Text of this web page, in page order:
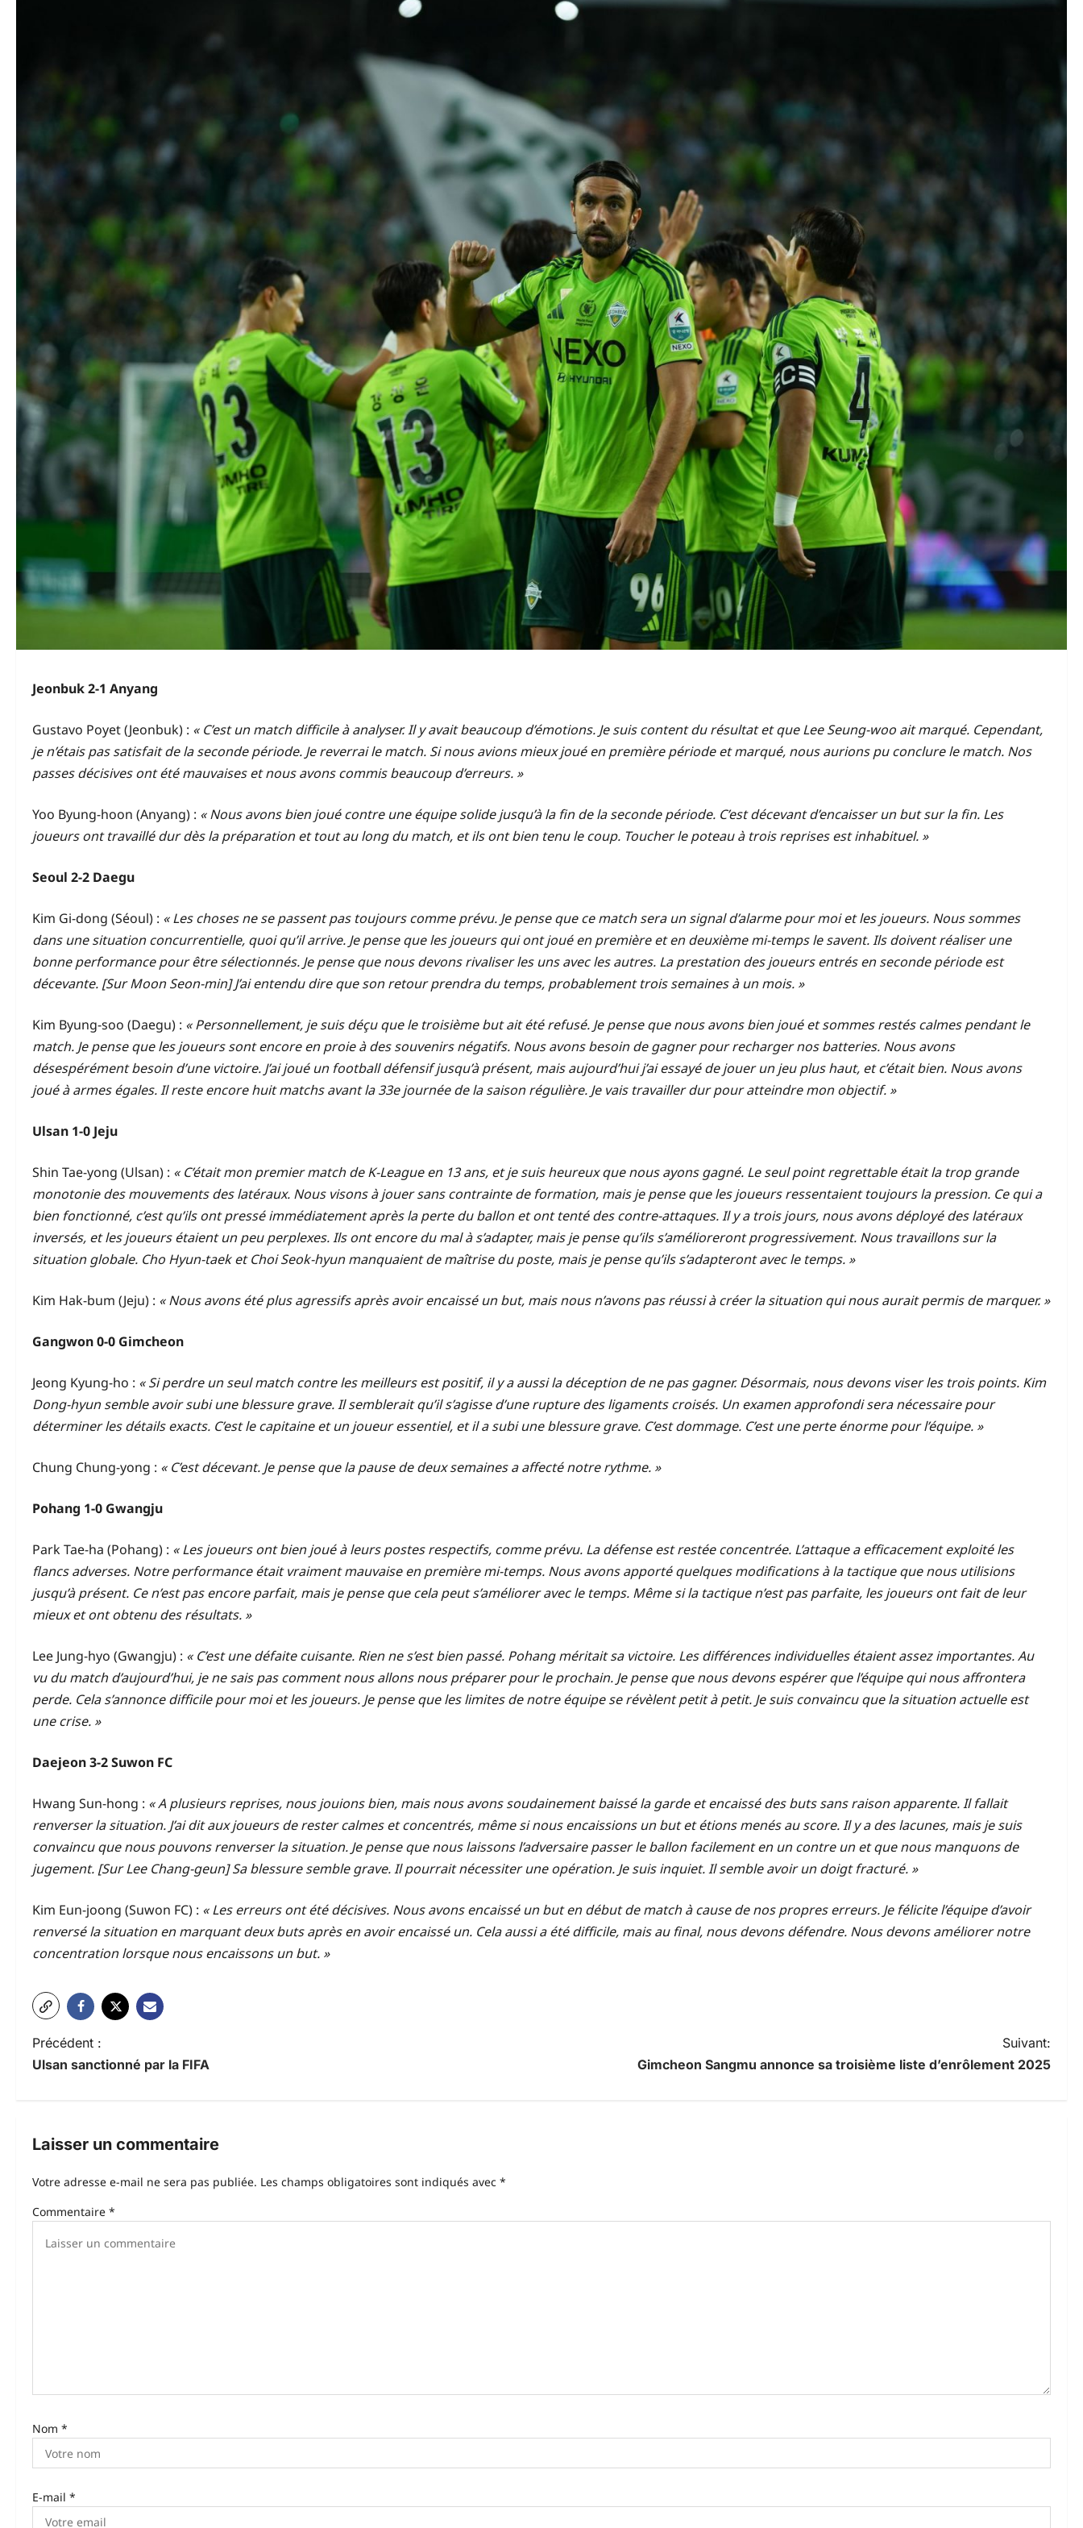
Jeonbuk 2-1 Anyang
Gustavo Poyet (Jeonbuk) : « C’est un match difficile à analyser. Il y avait beaucoup d’émotions. Je suis content du résultat et que Lee Seung-woo ait marqué. Cependant,
je n’étais pas satisfait de la seconde période. Je reverrai le match. Si nous avions mieux joué en première période et marqué, nous aurions pu conclure le match. Nos
passes décisives ont été mauvaises et nous avons commis beaucoup d’erreurs. »
Yoo Byung-hoon (Anyang) : « Nous avons bien joué contre une équipe solide jusqu’à la fin de la seconde période. C’est décevant d’encaisser un but sur la fin. Les
joueurs ont travaillé dur dès la préparation et tout au long du match, et ils ont bien tenu le coup. Toucher le poteau à trois reprises est inhabituel. »
Seoul 2-2 Daegu
Kim Gi-dong (Séoul) : « Les choses ne se passent pas toujours comme prévu. Je pense que ce match sera un signal d’alarme pour moi et les joueurs. Nous sommes
dans une situation concurrentielle, quoi qu’il arrive. Je pense que les joueurs qui ont joué en première et en deuxième mi-temps le savent. Ils doivent réaliser une
bonne performance pour être sélectionnés. Je pense que nous devons rivaliser les uns avec les autres. La prestation des joueurs entrés en seconde période est
décevante. [Sur Moon Seon-min] J’ai entendu dire que son retour prendra du temps, probablement trois semaines à un mois. »
Kim Byung-soo (Daegu) : « Personnellement, je suis déçu que le troisième but ait été refusé. Je pense que nous avons bien joué et sommes restés calmes pendant le
match. Je pense que les joueurs sont encore en proie à des souvenirs négatifs. Nous avons besoin de gagner pour recharger nos batteries. Nous avons
désespérément besoin d’une victoire. J’ai joué un football défensif jusqu’à présent, mais aujourd’hui j’ai essayé de jouer un jeu plus haut, et c’était bien. Nous avons
joué à armes égales. Il reste encore huit matchs avant la 33e journée de la saison régulière. Je vais travailler dur pour atteindre mon objectif. »
Ulsan 1-0 Jeju
Shin Tae-yong (Ulsan) : « C’était mon premier match de K-League en 13 ans, et je suis heureux que nous ayons gagné. Le seul point regrettable était la trop grande
monotonie des mouvements des latéraux. Nous visons à jouer sans contrainte de formation, mais je pense que les joueurs ressentaient toujours la pression. Ce qui a
bien fonctionné, c’est qu’ils ont pressé immédiatement après la perte du ballon et ont tenté des contre-attaques. Il y a trois jours, nous avons déployé des latéraux
inversés, et les joueurs étaient un peu perplexes. Ils ont encore du mal à s’adapter, mais je pense qu’ils s’amélioreront progressivement. Nous travaillons sur la
situation globale. Cho Hyun-taek et Choi Seok-hyun manquaient de maîtrise du poste, mais je pense qu’ils s’adapteront avec le temps. »
Kim Hak-bum (Jeju) : « Nous avons été plus agressifs après avoir encaissé un but, mais nous n’avons pas réussi à créer la situation qui nous aurait permis de marquer. »
Gangwon 0-0 Gimcheon
Jeong Kyung-ho : « Si perdre un seul match contre les meilleurs est positif, il y a aussi la déception de ne pas gagner. Désormais, nous devons viser les trois points. Kim
Dong-hyun semble avoir subi une blessure grave. Il semblerait qu’il s’agisse d’une rupture des ligaments croisés. Un examen approfondi sera nécessaire pour
déterminer les détails exacts. C’est le capitaine et un joueur essentiel, et il a subi une blessure grave. C’est dommage. C’est une perte énorme pour l’équipe. »
Chung Chung-yong : « C’est décevant. Je pense que la pause de deux semaines a affecté notre rythme. »
Pohang 1-0 Gwangju
Park Tae-ha (Pohang) : « Les joueurs ont bien joué à leurs postes respectifs, comme prévu. La défense est restée concentrée. L’attaque a efficacement exploité les
flancs adverses. Notre performance était vraiment mauvaise en première mi-temps. Nous avons apporté quelques modifications à la tactique que nous utilisions
jusqu’à présent. Ce n’est pas encore parfait, mais je pense que cela peut s’améliorer avec le temps. Même si la tactique n’est pas parfaite, les joueurs ont fait de leur
mieux et ont obtenu des résultats. »
Lee Jung-hyo (Gwangju) : « C’est une défaite cuisante. Rien ne s’est bien passé. Pohang méritait sa victoire. Les différences individuelles étaient assez importantes. Au
vu du match d’aujourd’hui, je ne sais pas comment nous allons nous préparer pour le prochain. Je pense que nous devons espérer que l’équipe qui nous affrontera
perde. Cela s’annonce difficile pour moi et les joueurs. Je pense que les limites de notre équipe se révèlent petit à petit. Je suis convaincu que la situation actuelle est
une crise. »
Daejeon 3-2 Suwon FC
Hwang Sun-hong : « A plusieurs reprises, nous jouions bien, mais nous avons soudainement baissé la garde et encaissé des buts sans raison apparente. Il fallait
renverser la situation. J’ai dit aux joueurs de rester calmes et concentrés, même si nous encaissions un but et étions menés au score. Il y a des lacunes, mais je suis
convaincu que nous pouvons renverser la situation. Je pense que nous laissons l’adversaire passer le ballon facilement en un contre un et que nous manquons de
jugement. [Sur Lee Chang-geun] Sa blessure semble grave. Il pourrait nécessiter une opération. Je suis inquiet. Il semble avoir un doigt fracturé. »
Kim Eun-joong (Suwon FC) : « Les erreurs ont été décisives. Nous avons encaissé un but en début de match à cause de nos propres erreurs. Je félicite l’équipe d’avoir
renversé la situation en marquant deux buts après en avoir encaissé un. Cela aussi a été difficile, mais au final, nous devons défendre. Nous devons améliorer notre
concentration lorsque nous encaissons un but. »
N
a
i
a
t
a
r
c
Précédent :
Ulsan sanctionné par la FIFA
Suivant:
Gimcheon Sangmu annonce sa troisième liste d’enrôlement 2025
Laisser un commentaire
Votre adresse e-mail ne sera pas publiée. Les champs obligatoires sont indiqués avec *
Commentaire *
Nom *
E-mail *